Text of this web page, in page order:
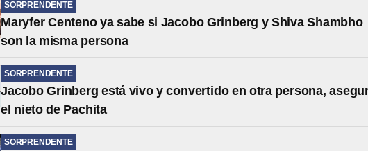
SORPRENDENTE
Maryfer Centeno ya sabe si Jacobo Grinberg y Shiva Shambho
son la misma persona
SORPRENDENTE
Jacobo Grinberg está vivo y convertido en otra persona,
el nieto de Pachita
SORPRENDENTE